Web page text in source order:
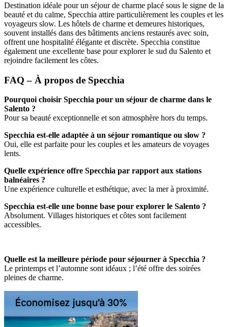
Destination idéale pour un séjour de charme placé sous le signe de la
beauté et du calme, Specchia attire particulièrement les couples et les
voyageurs slow. Les hôtels de charme et demeures historiques,
souvent installés dans des bâtiments anciens restaurés avec soin,
offrent une hospitalité élégante et discrète. Specchia constitue
également une excellente base pour explorer le sud du Salento et
rejoindre facilement les côtes.
FAQ – À propos de Specchia
Pourquoi choisir Specchia pour un séjour de charme dans le
Salento ?
Pour sa beauté exceptionnelle et son atmosphère hors du temps.
Specchia est-elle adaptée à un séjour romantique ou slow ?
Oui, elle est parfaite pour les couples et les amateurs de voyages
lents.
Quelle expérience offre Specchia par rapport aux stations
balnéaires ?
Une expérience culturelle et esthétique, avec la mer à proximité.
Specchia est-elle une bonne base pour explorer le Salento ?
Absolument. Villages historiques et côtes sont facilement
accessibles.
Quelle est la meilleure période pour séjourner à Specchia ?
Le printemps et l’automne sont idéaux ; l’été offre des soirées
pleines de charme.